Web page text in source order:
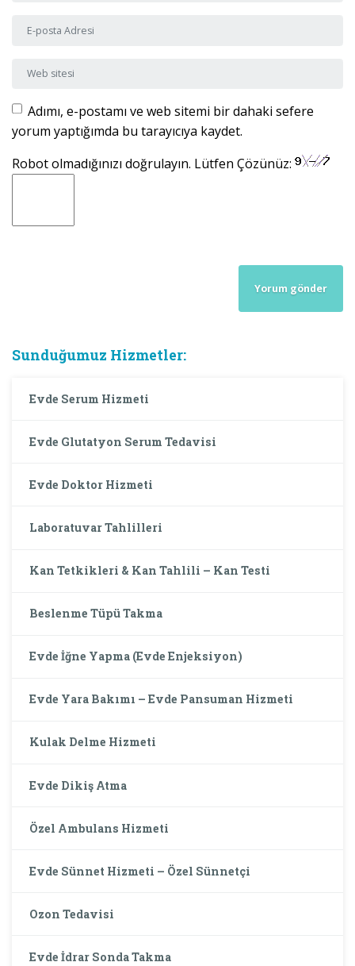
E-posta Adresi
Web sitesi
Adımı, e-postamı ve web sitemi bir dahaki sefere
yorum yaptığımda bu tarayıcıya kaydet.
Robot olmadığınızı doğrulayın. Lütfen Çözünüz:
Sunduğumuz Hizmetler:
Evde Serum Hizmeti
Evde Glutatyon Serum Tedavisi
Evde Doktor Hizmeti
Laboratuvar Tahlilleri
Kan Tetkikleri & Kan Tahlili – Kan Testi
Beslenme Tüpü Takma
Evde İğne Yapma (Evde Enjeksiyon)
Evde Yara Bakımı – Evde Pansuman Hizmeti
Kulak Delme Hizmeti
Evde Dikiş Atma
Özel Ambulans Hizmeti
Evde Sünnet Hizmeti – Özel Sünnetçi
Ozon Tedavisi
Evde İdrar Sonda Takma